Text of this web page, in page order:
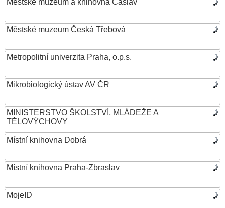
Městské muzeum a knihovna Čáslav
Městské muzeum Česká Třebová
Metropolitní univerzita Praha, o.p.s.
Mikrobiologický ústav AV ČR
MINISTERSTVO ŠKOLSTVÍ, MLÁDEŽE A
TĚLOVÝCHOVY
Místní knihovna Dobrá
Místní knihovna Praha-Zbraslav
MojeID